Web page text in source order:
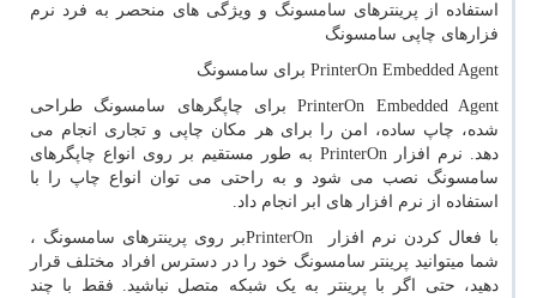
استفاده از پرینترهای سامسونگ و ویژگی های منحصر به فرد نرم
فزارهای چاپی سامسونگ
PrinterOn Embedded Agent برای سامسونگ
PrinterOn Embedded Agentبرای چاپگرهای سامسونگ طراحی
شده، چاپ ساده، امن را برای هر مکان چاپی و تجاری انجام می
دهد. نرم افزار PrinterOn به طور مستقیم بر روی انواع چاپگرهای
سامسونگ نصب می شود و به راحتی می توان انواع چاپ را با
استفاده از نرم افزار های ابر انجام داد.
با فعال کردن نرم افزار PrinterOnبر روی پرینترهای سامسونگ ،
شما میتوانید پرینتر سامسونگ خود را در دسترس افراد مختلف قرار
دهید، حتی اگر با پرینتر به یک شبکه متصل نباشید. فقط با چند